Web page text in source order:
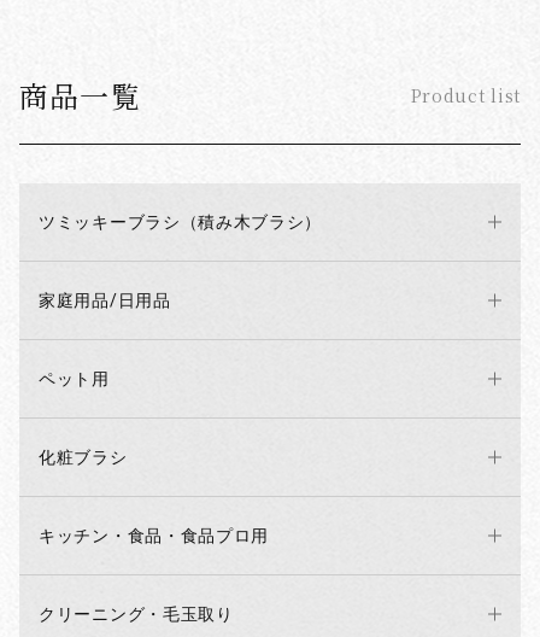
商品一覧 Product list
ツミッキーブラシ（積み木ブラシ）
家庭用品/日用品
ペット用
化粧ブラシ
キッチン・食品・食品プロ用
クリーニング・毛玉取り